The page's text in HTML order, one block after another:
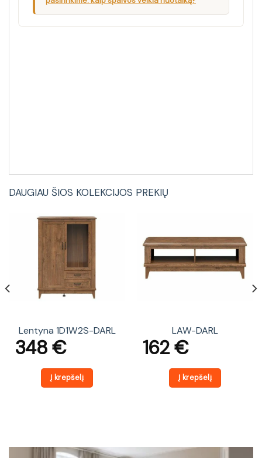
DAUGIAU ŠIOS KOLEKCIJOS PREKIŲ
Lentyna 1D1W2S-DARL
348€
Į krepšelį
LAW-DARL
162€
Į krepšelį